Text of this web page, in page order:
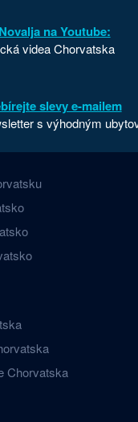
na Youtube:
videa Chorvatska
slevy e-mailem
s výhodným
Chorvatska